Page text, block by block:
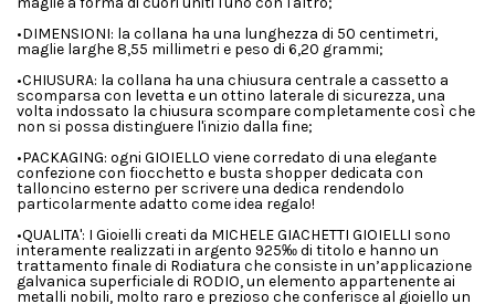
•DIMENSIONI: la collana ha una lunghezza di 50 centimetri,
maglie larghe 8,55 millimetri e peso di 6,20 grammi;
•CHIUSURA: la collana ha una chiusura centrale a cassetto a
scomparsa con levetta e un ottino laterale di sicurezza, una
volta indossato la chiusura scompare completamente così che
non si possa distinguere l'inizio dalla fine;
•PACKAGING: ogni GIOIELLO viene corredato di una elegante
confezione con fiocchetto e busta shopper dedicata con
talloncino esterno per scrivere una dedica rendendolo
particolarmente adatto come idea regalo!
•QUALITA': I Gioielli creati da MICHELE GIACHETTI GIOIELLI sono
interamente realizzati in argento 925‰ di titolo e hanno un
trattamento finale di Rodiatura che consiste in un’applicazione
galvanica superficiale di RODIO, un elemento appartenente ai
metalli nobili, molto raro e prezioso che conferisce al gioiello un